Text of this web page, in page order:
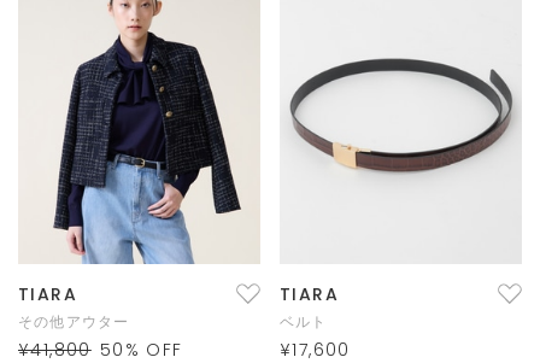
TIARA
その他アウター
¥41,800 50 % OFF
TIARA
ベルト
¥17,600